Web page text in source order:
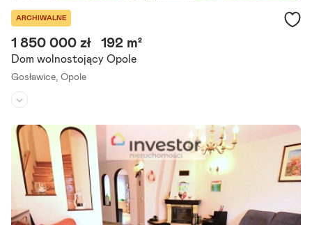
ARCHIWALNE
Dom wolnostojący Opole
Gosławice, Opole
1 850 000 zł 192 m²
Liczba pokoi:
Powierzchnia działki: 935 m²
Oferujemy do sprzedaży wygodny i funkcjonalny jednorodzinny do
m wolno stojący, niepodpiwniczony położony w Opolu (dzielnica: go
sławice). Budynek o powierzchni użytkowej 191,55 mkw.